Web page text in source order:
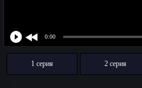
1 серия 2 серия